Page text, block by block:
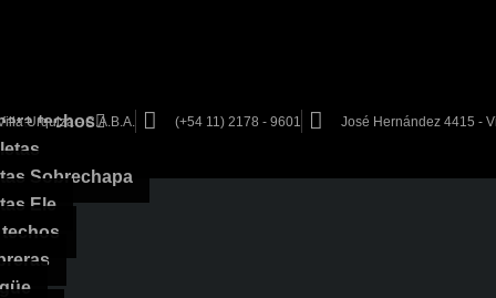
techos
Sobrechapa
Ele
techos
Urquiza - C.A.B.A. (+54 11) 2178 - 9601
José Hernández 4415 -